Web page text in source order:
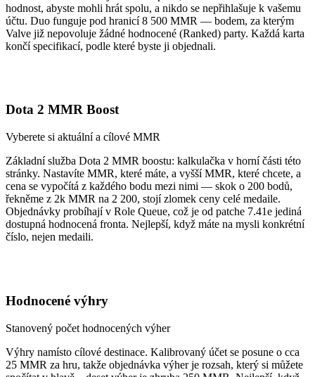
hodnost, abyste mohli hrát spolu, a nikdo se nepřihlašuje k vašemu
účtu. Duo funguje pod hranicí 8 500 MMR — bodem, za kterým
Valve již nepovoluje žádné hodnocené (Ranked) party. Každá karta
končí specifikací, podle které byste ji objednali.
Dota 2 MMR Boost
Vyberete si aktuální a cílové MMR
Základní služba Dota 2 MMR boostu: kalkulačka v horní části této
stránky. Nastavíte MMR, které máte, a vyšší MMR, které chcete, a
cena se vypočítá z každého bodu mezi nimi — skok o 200 bodů,
řekněme z 2k MMR na 2 200, stojí zlomek ceny celé medaile.
Objednávky probíhají v Role Queue, což je od patche 7.41e jediná
dostupná hodnocená fronta. Nejlepší, když máte na mysli konkrétní
číslo, nejen medaili.
Hodnocené výhry
Stanovený počet hodnocených výher
Výhry namísto cílové destinace. Kalibrovaný účet se posune o cca
25 MMR za hru, takže objednávka výher je rozsah, který si můžete